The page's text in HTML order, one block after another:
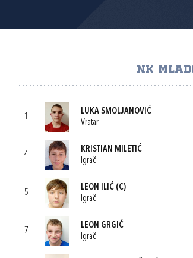
NK
1
LUKA SMOLJANOVIĆ
Vratar
4
KRISTIAN MILETIĆ
Igrač
5
LEON ILIĆ (C)
Igrač
7
LEON GRGIĆ
Igrač